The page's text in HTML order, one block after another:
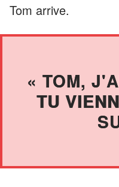
Tom arrive.
« TOM,
TU